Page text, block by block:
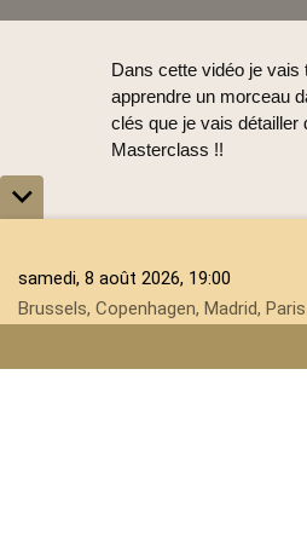
Dans cette vidéo je vais
apprendre un morceau
clés que je vais détailler
Masterclass !!
samedi, 8 août 2026, 19:00
Brussels, Copenhagen, Madrid, Paris